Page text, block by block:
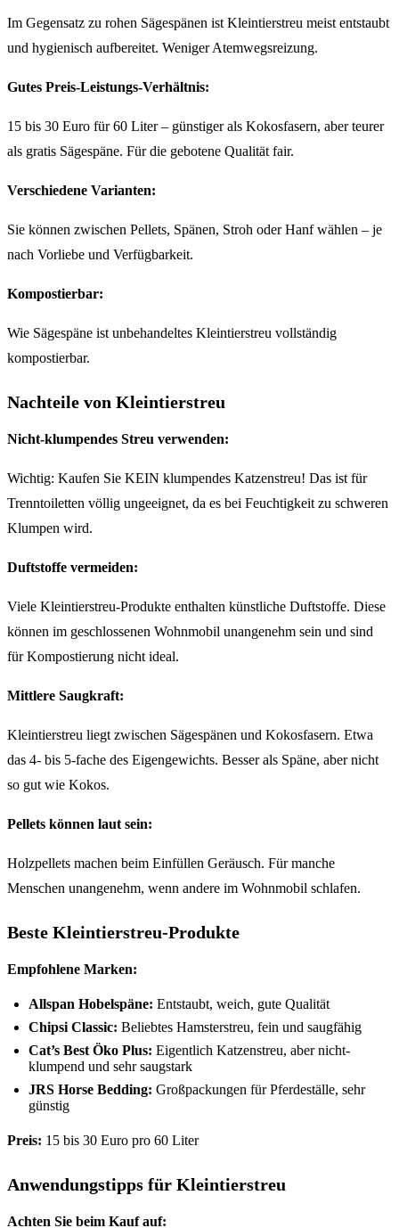
Im Gegensatz zu rohen Sägespänen ist Kleintierstreu meist entstaubt
und hygienisch aufbereitet. Weniger Atemwegsreizung.
Gutes Preis-Leistungs-Verhältnis:
15 bis 30 Euro für 60 Liter – günstiger als Kokosfasern, aber teurer
als gratis Sägespäne. Für die gebotene Qualität fair.
Verschiedene Varianten:
Sie können zwischen Pellets, Spänen, Stroh oder Hanf wählen – je
nach Vorliebe und Verfügbarkeit.
Kompostierbar:
Wie Sägespäne ist unbehandeltes Kleintierstreu vollständig
kompostierbar.
Nachteile von Kleintierstreu
Nicht-klumpendes Streu verwenden:
Wichtig: Kaufen Sie KEIN klumpendes Katzenstreu! Das ist für
Trenntoiletten völlig ungeeignet, da es bei Feuchtigkeit zu schweren
Klumpen wird.
Duftstoffe vermeiden:
Viele Kleintierstreu-Produkte enthalten künstliche Duftstoffe. Diese
können im geschlossenen Wohnmobil unangenehm sein und sind
für Kompostierung nicht ideal.
Mittlere Saugkraft:
Kleintierstreu liegt zwischen Sägespänen und Kokosfasern. Etwa
das 4- bis 5-fache des Eigengewichts. Besser als Späne, aber nicht
so gut wie Kokos.
Pellets können laut sein:
Holzpellets machen beim Einfüllen Geräusch. Für manche
Menschen unangenehm, wenn andere im Wohnmobil schlafen.
Beste Kleintierstreu-Produkte
Empfohlene Marken:
Allspan Hobelspäne: Entstaubt, weich, gute Qualität
Chipsi Classic: Beliebtes Hamsterstreu, fein und saugfähig
Cat’s Best Öko Plus: Eigentlich Katzenstreu, aber nicht-
klumpend und sehr saugstark
JRS Horse Bedding: Großpackungen für Pferdeställe, sehr
günstig
Preis: 15 bis 30 Euro pro 60 Liter
Anwendungstipps für Kleintierstreu
Achten Sie beim Kauf auf: